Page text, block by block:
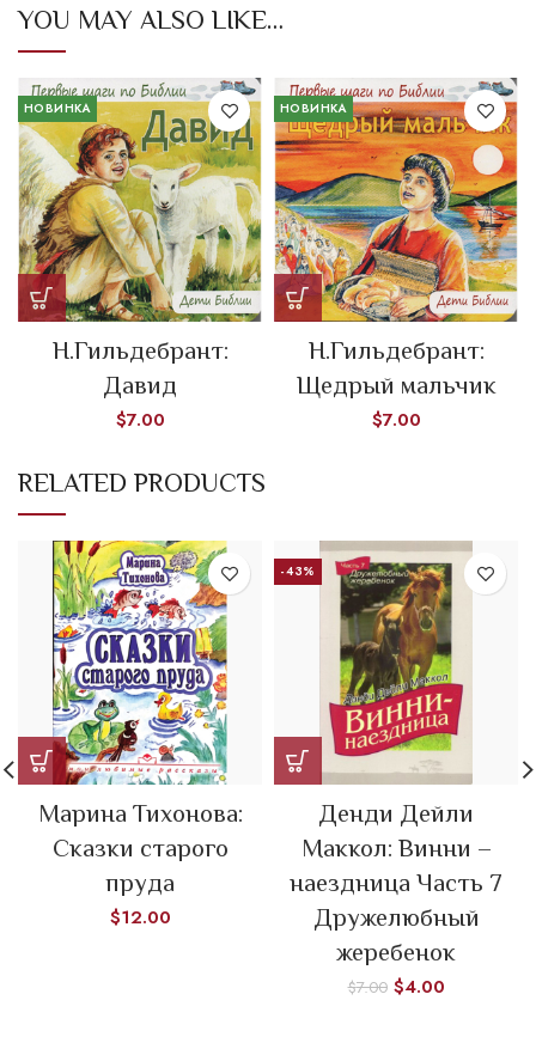
YOU MAY ALSO LIKE…
НОВИНКА
Н.Гильдебрант:
Давид
$7.00
НОВИНКА
Н.Гильдебрант:
Щедрый мальчик
$7.00
RELATED PRODUCTS
Марина Тихонова:
Сказки старого
пруда
$12.00
-43%
Денди Дейли
Маккол: Винни –
наездница Часть 7
Дружелюбный
жеребенок
$7.00 $4.00